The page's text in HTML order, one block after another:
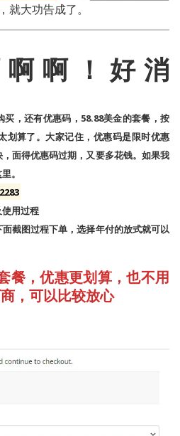
大功告成了。
啊啊！好消
，还有优惠码，58.88美金的套餐，按
划算了。大家记住，优惠码是限时优惠
面得优惠码过期，又要多花钱。如果我
。
用过程
截图过程下单，选择年付的放式就可以
餐，优惠更划算，也不用
，可以比较放心